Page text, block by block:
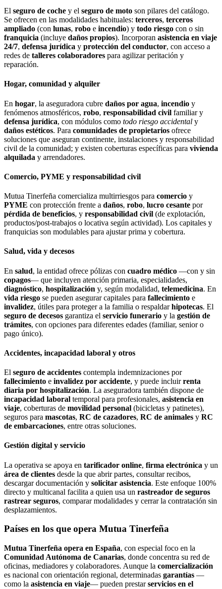
El seguro de coche y el seguro de moto son pilares del catálogo.
Se ofrecen en las modalidades habituales: terceros, terceros
ampliado (con lunas, robo e incendio) y todo riesgo con o sin
franquicia (incluye daños propios). Incorporan asistencia en viaje
24/7, defensa jurídica y protección del conductor, con acceso a
redes de talleres colaboradores para agilizar peritación y
reparación.
Hogar, comunidad y alquiler
En hogar, la aseguradora cubre daños por agua, incendio y
fenómenos atmosféricos, robo, responsabilidad civil familiar y
defensa jurídica, con módulos como todo riesgo accidental y
daños estéticos. Para comunidades de propietarios ofrece
soluciones que aseguran continente, instalaciones y responsabilidad
civil de la comunidad; y existen coberturas específicas para vivienda
alquilada y arrendadores.
Comercio, PYME y responsabilidad civil
Mutua Tinerfeña comercializa multirriesgos para comercio y
PYME con protección frente a daños, robo, lucro cesante por
pérdida de beneficios, y responsabilidad civil (de explotación,
productos/post-trabajos o locativa según actividad). Los capitales y
franquicias son modulables para ajustar prima y cobertura.
Salud, vida y decesos
En salud, la entidad ofrece pólizas con cuadro médico —con y sin
copagos— que incluyen atención primaria, especialidades,
diagnóstico, hospitalización y, según modalidad, telemedicina. En
vida riesgo se pueden asegurar capitales para fallecimiento e
invalidez, útiles para proteger a la familia o respaldarhipotecas. El
seguro de decesos garantiza el servicio funerario y la gestión de
trámites, con opciones para diferentes edades (familiar, senior o
pago único).
Accidentes, incapacidad laboral y otros
El seguro de accidentes contempla indemnizaciones por
fallecimiento e invalidez por accidente, y puede incluirrenta
diaria por hospitalización. La aseguradora también dispone de
incapacidad laboral temporal para profesionales, asistencia en
viaje, coberturas de movilidad personal (bicicletas y patinetes),
seguros para mascotas, RC de cazadores, RC de animales y RC
de embarcaciones, entre otras soluciones.
Gestión digital y servicio
La operativa se apoya en tarificador online, firma electrónica y un
área de clientes desde la que abrir partes, consultar recibos,
descargar documentación y solicitar asistencia. Este enfoque 100%
directo y multicanal facilita a quien usa un rastreador de seguros
rastrear seguros, comparar modalidades y cerrar la contratación sin
desplazamientos.
Países en los que opera Mutua Tinerfeña
Mutua Tinerfeña opera en España, con especial foco en la
Comunidad Autónoma de Canarias, donde concentra su red de
oficinas, mediadores y colaboradores. Aunque la comercialización
es nacional con orientación regional, determinadas garantías —
como la asistencia en viaje— pueden prestarservicios en el